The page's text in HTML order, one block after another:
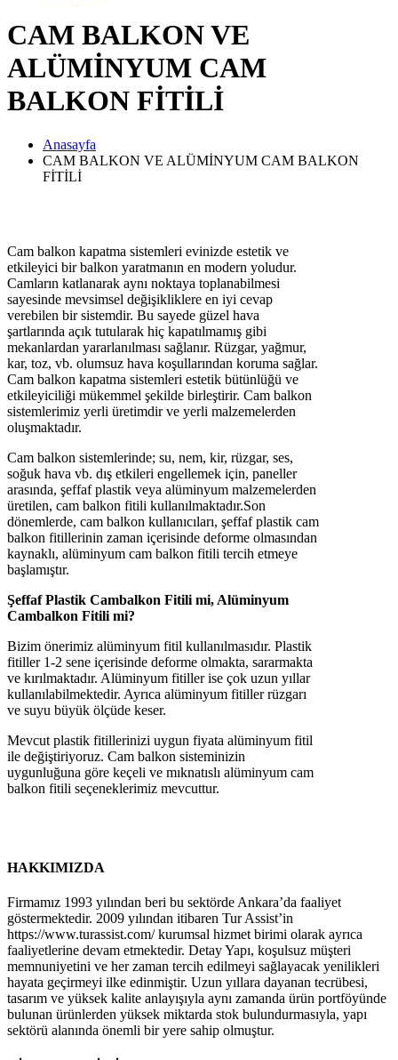
CAM BALKON VE
ALÜMİNYUM CAM
BALKON FİTİLİ
Anasayfa
CAM BALKON VE ALÜMİNYUM CAM BALKON
FİTİLİ
Cam balkon kapatma sistemleri evinizde estetik ve
etkileyici bir balkon yaratmanın en modern yoludur.
Camların katlanarak aynı noktaya toplanabilmesi
sayesinde mevsimsel değişikliklere en iyi cevap
verebilen bir sistemdir. Bu sayede güzel hava
şartlarında açık tutularak hiç kapatılmamış gibi
mekanlardan yararlanılması sağlanır. Rüzgar, yağmur,
kar, toz, vb. olumsuz hava koşullarından koruma sağlar.
Cam balkon kapatma sistemleri estetik bütünlüğü ve
etkileyiciliği mükemmel şekilde birleştirir. Cam balkon
sistemlerimiz yerli üretimdir ve yerli malzemelerden
oluşmaktadır.
Cam balkon sistemlerinde; su, nem, kir, rüzgar, ses,
soğuk hava vb. dış etkileri engellemek için, paneller
arasında, şeffaf plastik veya alüminyum malzemelerden
üretilen, cam balkon fitili kullanılmaktadır.Son
dönemlerde, cam balkon kullanıcıları, şeffaf plastik cam
balkon fitillerinin zaman içerisinde deforme olmasından
kaynaklı, alüminyum cam balkon fitili tercih etmeye
başlamıştır.
Şeffaf Plastik Cambalkon Fitili mi, Alüminyum
Cambalkon Fitili mi?
Bizim önerimiz alüminyum fitil kullanılmasıdır. Plastik
fitiller 1-2 sene içerisinde deforme olmakta, sararmakta
ve kırılmaktadır. Alüminyum fitiller ise çok uzun yıllar
kullanılabilmektedir. Ayrıca alüminyum fitiller rüzgarı
ve suyu büyük ölçüde keser.
Mevcut plastik fitillerinizi uygun fiyata alüminyum fitil
ile değiştiriyoruz. Cam balkon sisteminizin
uygunluğuna göre keçeli ve mıknatıslı alüminyum cam
balkon fitili seçeneklerimiz mevcuttur.
HAKKIMIZDA
Firmamız 1993 yılından beri bu sektörde Ankara’da faaliyet
göstermektedir. 2009 yılından itibaren Tur Assist’in
https://www.turassist.com/ kurumsal hizmet birimi olarak ayrıca
faaliyetlerine devam etmektedir. Detay Yapı, koşulsuz müşteri
memnuniyetini ve her zaman tercih edilmeyi sağlayacak yenilikleri
hayata geçirmeyi ilke edinmiştir. Uzun yıllara dayanan tecrübesi,
tasarım ve yüksek kalite anlayışıyla aynı zamanda ürün portföyünde
bulunan ürünlerden yüksek miktarda stok bulundurmasıyla, yapı
sektörü alanında önemli bir yere sahip olmuştur.